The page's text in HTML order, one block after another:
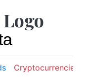
Cryptocurrencies